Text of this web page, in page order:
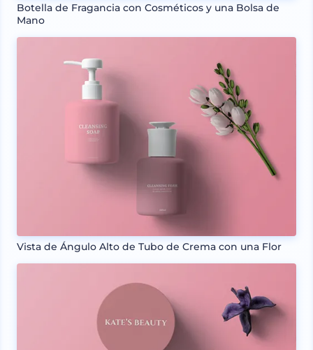
Botella de Fragancia con Cosméticos y una Bolsa de
Mano
Vista de Ángulo Alto de Tubo de Crema con una Flor